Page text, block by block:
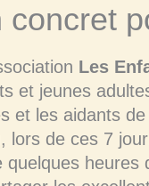
concret
Les
et jeunes
et les aidants
lors de ces 7
quelques heures